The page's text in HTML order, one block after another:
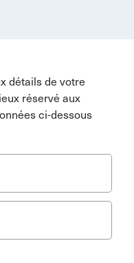
détails de votre
réservé aux
ci-dessous